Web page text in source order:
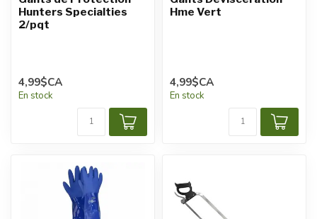
Hunters Specialties
2/pqt
4,99$CA
En stock
Hme Vert
4,99$CA
En stock